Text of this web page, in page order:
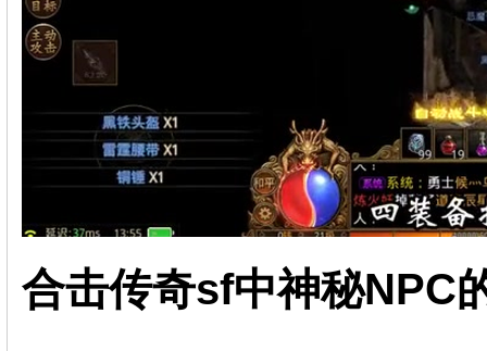
合击传奇sf中神秘NPC